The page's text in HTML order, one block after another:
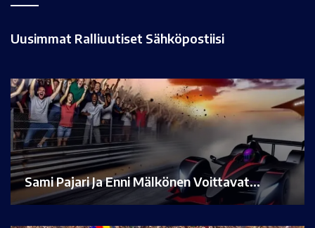
Uusimmat Ralliuutiset Sähköpostiisi
Sami Pajari Ja Enni Mälkönen Voittavat…